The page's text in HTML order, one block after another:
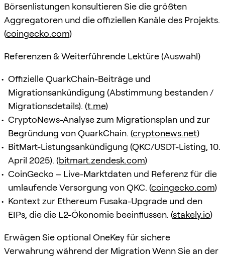
Börsenlistungen konsultieren Sie die größten
Aggregatoren und die offiziellen Kanäle des Projekts.
(coingecko.com)
Referenzen & Weiterführende Lektüre (Auswahl)
Offizielle QuarkChain-Beiträge und
Migrationsankündigung (Abstimmung bestanden /
Migrationsdetails). (t.me)
CryptoNews-Analyse zum Migrationsplan und zur
Begründung von QuarkChain. (cryptonews.net)
BitMart-Listungsankündigung (QKC/USDT-Listing, 10.
April 2025). (bitmart.zendesk.com)
CoinGecko – Live-Marktdaten und Referenz für die
umlaufende Versorgung von QKC. (coingecko.com)
Kontext zur Ethereum Fusaka-Upgrade und den
EIPs, die die L2-Ökonomie beeinflussen. (stakely.io)
Erwägen Sie optional OneKey für sichere
Verwahrung während der Migration Wenn Sie an der